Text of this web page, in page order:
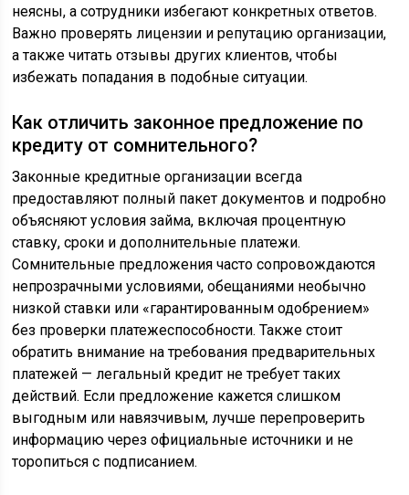
неясны, а сотрудники избегают конкретных ответов.
Важно проверять лицензии и репутацию организации,
а также читать отзывы других клиентов, чтобы
избежать попадания в подобные ситуации.
Как отличить законное предложение по
кредиту от сомнительного?
Законные кредитные организации всегда
предоставляют полный пакет документов и подробно
объясняют условия займа, включая процентную
ставку, сроки и дополнительные платежи.
Сомнительные предложения часто сопровождаются
непрозрачными условиями, обещаниями необычно
низкой ставки или «гарантированным одобрением»
без проверки платежеспособности. Также стоит
обратить внимание на требования предварительных
платежей — легальный кредит не требует таких
действий. Если предложение кажется слишком
выгодным или навязчивым, лучше перепроверить
информацию через официальные источники и не
торопиться с подписанием.